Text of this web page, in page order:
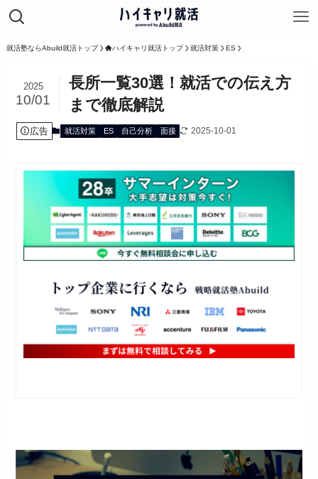
就活塾ならAbuild就活トップ ハイキャリ就活トップ 就活対策 ES
長所一覧30選！就活での伝え方
まで徹底解説
2025
10/01
広告 就活対策 ES 自己分析 面接 2025-10-01